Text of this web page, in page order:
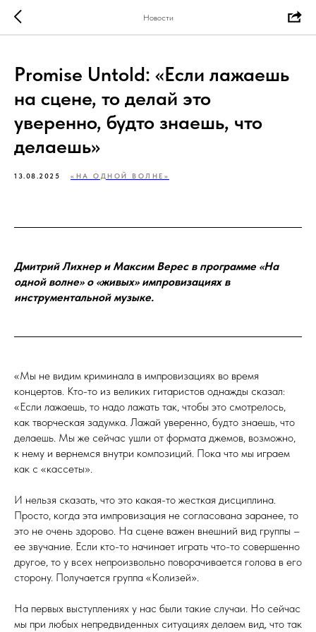
Новости
Promise Untold: «Если лажаешь
на сцене, то делай это
уверенно, будто знаешь, что
делаешь»
13.08.2025 «НА ОДНОЙ ВОЛНЕ»
Дмитрий Лихнер и Максим Верес в программе «На
одной волне» о «живых» импровизациях в
инструментальной музыке.
«Мы не видим криминала в импровизациях во время
концертов. Кто-то из великих гитаристов однажды сказал:
«Если лажаешь, то надо лажать так, чтобы это смотрелось,
как творческая задумка. Лажай уверенно, будто знаешь, что
делаешь. Мы же сейчас ушли от формата джемов, возможно,
к нему и вернемся внутри композиций. Пока что мы играем
как с «кассеты».
И нельзя сказать, что это какая-то жесткая дисциплина.
Просто, когда эта импровизация не согласована заранее, то
это не очень здорово. На сцене важен внешний вид группы –
ее звучание. Если кто-то начинает играть что-то совершенно
другое, то у всех непроизвольно поворачивается голова в его
сторону. Получается группа «Колизей».
На первых выступлениях у нас были такие случаи. Но сейчас
мы при любых непредвиденных ситуациях делаем вид, что так